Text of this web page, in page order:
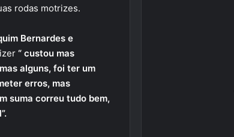
rodas motrizes.
Bernardes e
“ custou mas
alguns, foi ter um
erros, mas
suma correu tudo bem,